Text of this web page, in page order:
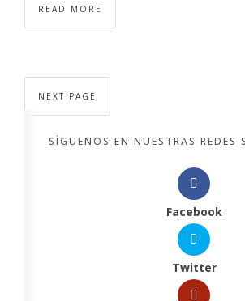
READ MORE
NEXT PAGE
SÍGUENOS EN NUESTRAS REDES
Facebook
Twitter